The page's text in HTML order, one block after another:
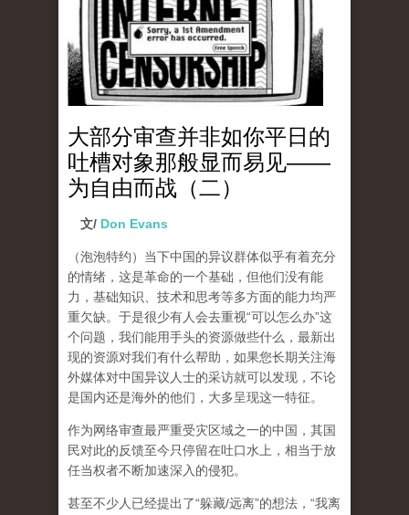
大部分审查并非如你平日的
吐槽对象那般显而易见——
为自由而战（二）
文/ Don Evans
（泡泡特约） 当下中国的异议群体似乎有着充分
的情绪，这是革命的一个基础，但他们没有能
力，基础知识、技术和思考等多方面的能力均严
重欠缺。于是很少有人会去重视“可以怎么办”这
个问题，我们能用手头的资源做些什么，最新出
现的资源对我们有什么帮助，如果您长期关注海
外媒体对中国异议人士的采访就可以发现，不论
是国内还是海外的他们，大多呈现这一特征。
作为网络审查最严重受灾区域之一的中国，其国
民对此的反馈至今只停留在吐口水上，相当于放
任当权者不断加速深入的侵犯。
甚至不少人已经提出了“躲藏/远离”的想法，“我离